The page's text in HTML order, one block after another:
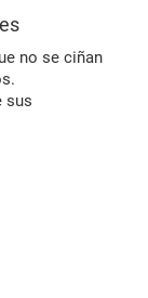
no se ciñan
sus